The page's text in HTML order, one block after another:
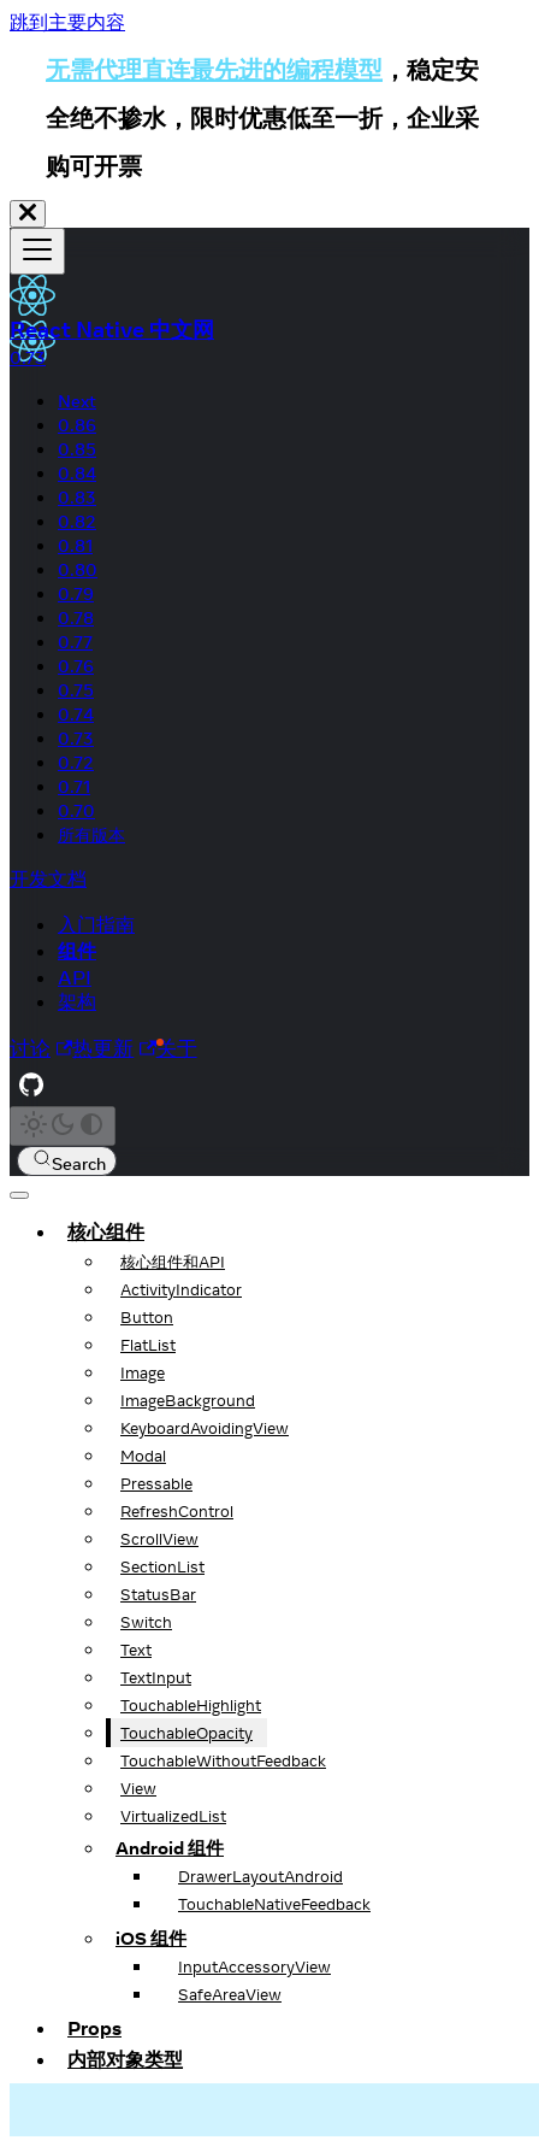
跳到主要内容
无需代理直连最先进的编程模型 ，稳定安
全绝不掺水，限时优惠低至一折，企业采
购可开票
React Native 中文网
0.73
Next
0.86
0.85
0.84
0.83
0.82
0.81
0.80
0.79
0.78
0.77
0.76
0.75
0.74
0.73
0.72
0.71
0.70
所有版本
开发文档
入门指南
组件
API
架构
讨论 热更新 关于
Search
核心组件
核心组件和API
ActivityIndicator
Button
FlatList
Image
ImageBackground
KeyboardAvoidingView
Modal
Pressable
RefreshControl
ScrollView
SectionList
StatusBar
Switch
Text
TextInput
TouchableHighlight
TouchableOpacity
TouchableWithoutFeedback
View
VirtualizedList
Android 组件
DrawerLayoutAndroid
TouchableNativeFeedback
iOS 组件
InputAccessoryView
SafeAreaView
Props
内部对象类型